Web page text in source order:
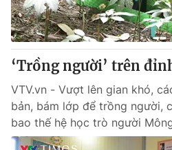
VTV4
VTV9
Liên hệ tòa soạn
‘Trồng người’ trên
VTV.vn - Vượt lên gian khó,
bản, bám lớp để trồng người,
bao thế hệ học trò người